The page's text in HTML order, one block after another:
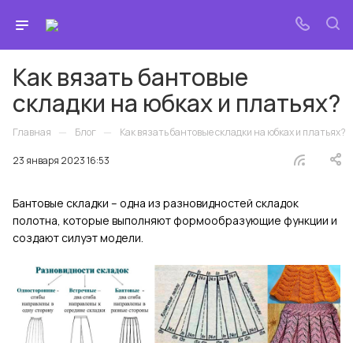
Как вязать бантовые
складки на юбках и платьях?
Главная — Блог — Как вязать бантовые складки на юбках и платьях?
23 января 2023 16:53
Бантовые складки – одна из разновидностей складок
полотна, которые выполняют формообразующие функции и
создают силуэт модели.